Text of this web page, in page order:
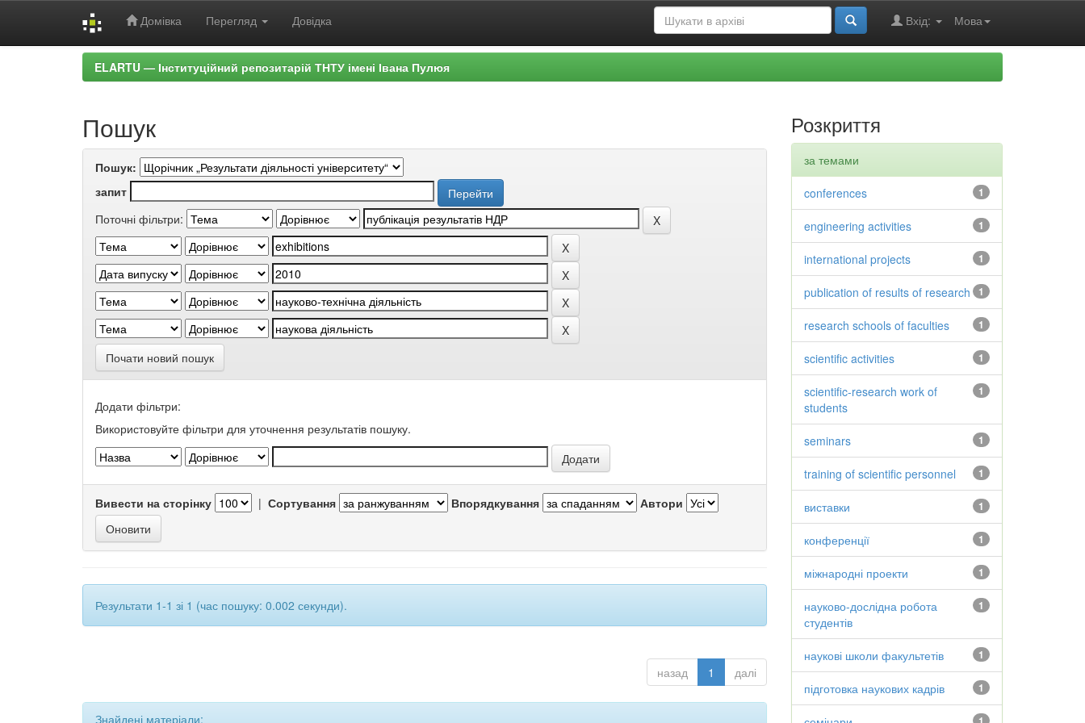
Домівка Перегляд Довідка Мова
Вхід:
ELARTU — Інституційний репозитарій ТНТУ імені Івана Пулюя
Пошук
Пошук:
запит
Поточні фільтри:
Почати новий пошук
Додати фільтри:
Використовуйте фільтри для уточнення результатів пошуку.
Вивести на сторінку | Сортування Впорядкування Автори
Результати 1-1 зі 1 (час пошуку: 0.002 секунди).
назад 1 далі
Знайдені матеріали:
Розкриття
за темами
1
conferences
1
engineering activities
1
international projects
1
publication of results of research
1
research schools of faculties
1
scientific activities
1
scientific-research work of
students
1
seminars
1
training of scientific personnel
1
виставки
1
конференції
1
міжнародні проекти
1
науково-дослідна робота
студентів
1
наукові школи факультетів
1
підготовка наукових кадрів